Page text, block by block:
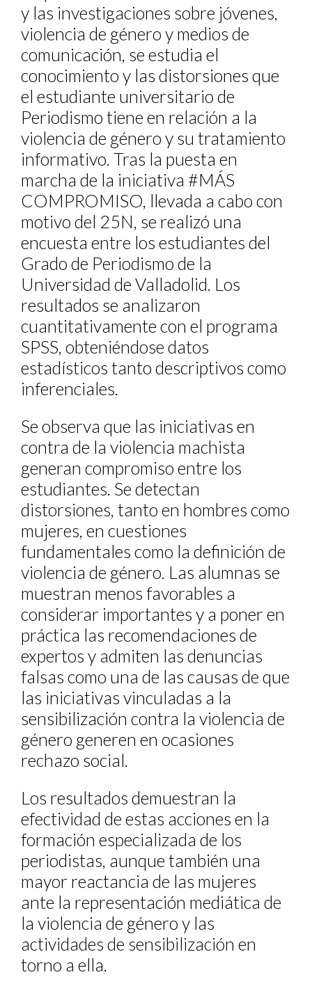
y las investigaciones sobre jóvenes,
violencia de género y medios de
comunicación, se estudia el
conocimiento y las distorsiones que
el estudiante universitario de
Periodismo tiene en relación a la
violencia de género y su tratamiento
informativo. Tras la puesta en
marcha de la iniciativa #MÁS
COMPROMISO, llevada a cabo con
motivo del 25N, se realizó una
encuesta entre los estudiantes del
Grado de Periodismo de la
Universidad de Valladolid. Los
resultados se analizaron
cuantitativamente con el programa
SPSS, obteniéndose datos
estadísticos tanto descriptivos como
inferenciales.
Se observa que las iniciativas en
contra de la violencia machista
generan compromiso entre los
estudiantes. Se detectan
distorsiones, tanto en hombres como
mujeres, en cuestiones
fundamentales como la definición de
violencia de género. Las alumnas se
muestran menos favorables a
considerar importantes y a poner en
práctica las recomendaciones de
expertos y admiten las denuncias
falsas como una de las causas de que
las iniciativas vinculadas a la
sensibilización contra la violencia de
género generen en ocasiones
rechazo social.
Los resultados demuestran la
efectividad de estas acciones en la
formación especializada de los
periodistas, aunque también una
mayor reactancia de las mujeres
ante la representación mediática de
la violencia de género y las
actividades de sensibilización en
torno a ella.